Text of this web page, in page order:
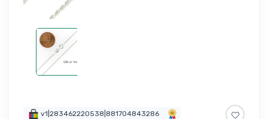
v1|283462220538|881704843286